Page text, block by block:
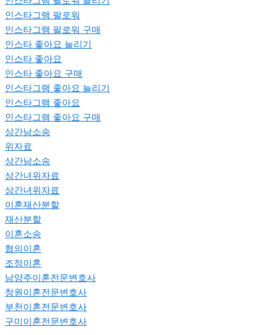
인스타그램 팔로워
인스타그램 팔로워 구매
인스타 좋아요 늘리기
인스타 좋아요
인스타 좋아요 구매
인스타그램 좋아요 늘리기
인스타그램 좋아요
인스타그램 좋아요 구매
상간남소송
위자료
상간남소송
상간녀위자료
상간녀위자료
이혼재산분할
재산분할
이혼소송
협의이혼
조정이혼
남양주이혼전문변호사
창원이혼전문변호사
부천이혼전문변호사
구미이혼전문변호사